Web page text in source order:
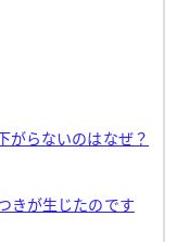
がらないのはなぜ？
きが生じたのです